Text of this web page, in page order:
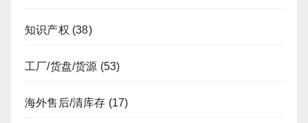
知识产权 (38)
工厂/货盘/货源 (53)
海外售后/清库存 (17)